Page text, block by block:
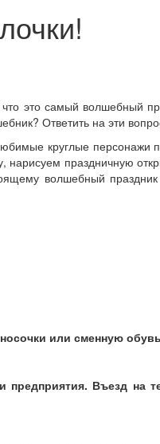
это самый волшебный
Ответить на эти
круглые персонажи
праздничную
волшебный
или сменную
предприятия. Въезд